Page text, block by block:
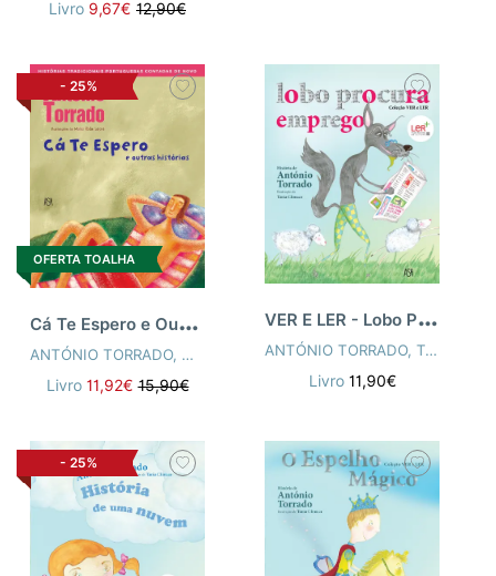
Livro 9,67€ 12,90€
- 25%
OFERTA TOALHA
C
á Te Espero e Outras Histórias
ANTÓNIO TORRADO, MARIA JOÃO LOPES
Livro 11,92€ 15,90€
V
ER E LER - Lobo Procura Emprego
ANTÓNIO TORRADO, TÂNIA CLÍMACO
Livro 11,90€
- 25%